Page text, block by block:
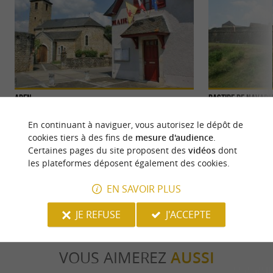
Aren
vallée de Josbaig, à une douzaine de kilomètres d' ...
4,3 km - Aren
Bastide de
Bastide au
Navarre, ...
4,8 km -
VOUS AIMEREZ AUSSI
En continuant à naviguer, vous autorisez le dépôt de
cookies tiers à des fins de mesure d'audience.
Certaines pages du site proposent des vidéosdont
les plateformes déposent également des cookies.
EN SAVOIR PLUS
JE REFUSE
J'ACCEPTE